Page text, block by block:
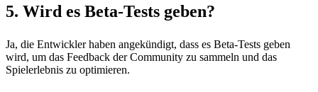
5. Wird es Beta-Tests geben?
Ja, die Entwickler haben angekündigt, dass es Beta-Tests geben
wird, um das Feedback der Community zu sammeln und das
Spielerlebnis zu optimieren.